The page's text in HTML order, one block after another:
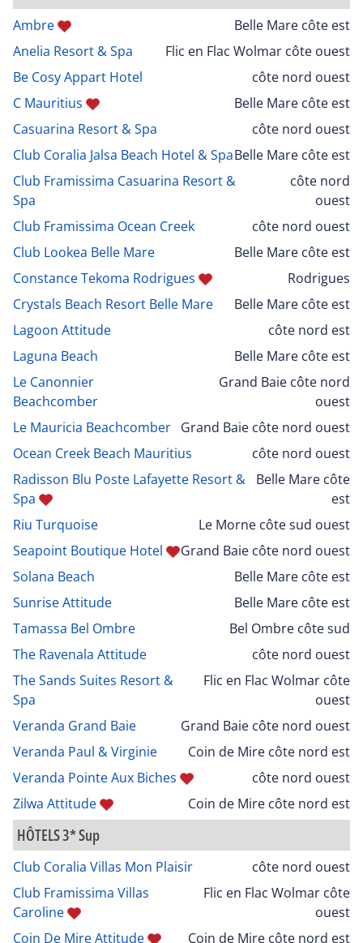
Ambre
Belle Mare côte est
Anelia Resort & Spa
Flic en Flac Wolmar côte ouest
Be Cosy Appart Hotel
côte nord ouest
C Mauritius
Belle Mare côte est
Casuarina Resort & Spa
côte nord ouest
Club Coralia Jalsa Beach Hotel & SpaBelle Mare côte est
Club Framissima Casuarina Resort &
Spa
côte nord
ouest
Club Framissima Ocean Creek
côte nord ouest
Club Lookea Belle Mare
Belle Mare côte est
Constance Tekoma Rodrigues
Rodrigues
Crystals Beach Resort Belle Mare
Belle Mare côte est
Lagoon Attitude
côte nord est
Laguna Beach
Belle Mare côte est
Le Canonnier
Beachcomber
Grand Baie côte nord
ouest
Le Mauricia Beachcomber Grand Baie côte nord ouest
Ocean Creek Beach Mauritius
côte nord ouest
Radisson Blu Poste Lafayette Resort &
Spa
Belle Mare côte
est
Riu Turquoise
Le Morne côte sud ouest
Seapoint Boutique Hotel
Grand Baie côte nord ouest
Solana Beach
Belle Mare côte est
Sunrise Attitude
Belle Mare côte est
Tamassa Bel Ombre
Bel Ombre côte sud
The Ravenala Attitude
côte nord ouest
The Sands Suites Resort &
Spa
Flic en Flac Wolmar côte
ouest
Veranda Grand Baie
Grand Baie côte nord ouest
Veranda Paul & Virginie
Coin de Mire côte nord est
Veranda Pointe Aux Biches
côte nord ouest
Zilwa Attitude
Coin de Mire côte nord est
HÔTELS 3* Sup
Club Coralia Villas Mon Plaisir
côte nord ouest
Club Framissima Villas
Caroline
Flic en Flac Wolmar côte
ouest
Coin De Mire Attitude
Coin de Mire côte nord est